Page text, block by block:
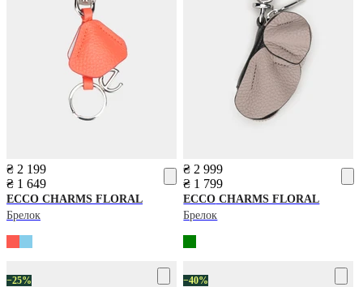
₴ 2 199
₴ 1 649
ECCO CHARMS FLORAL
Брелок
₴ 2 999
₴ 1 799
ECCO CHARMS FLORAL
Брелок
−25% −40%